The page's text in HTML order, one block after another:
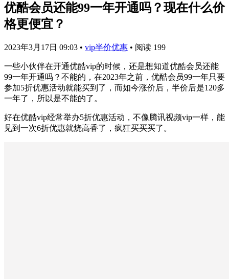
优酷会员还能99一年开通吗？现在什么价
格更便宜？
2023年3月17日 09:03 • vip半价优惠 • 阅读 199
一些小伙伴在开通优酷vip的时候，还是想知道优酷会员还能
99一年开通吗？不能的，在2023年之前，优酷会员99一年只要
参加5折优惠活动就能买到了，而如今涨价后，半价后是120多
一年了，所以是不能的了。
好在优酷vip经常举办5折优惠活动，不像腾讯视频vip一样，能
见到一次6折优惠就烧高香了，疯狂买买买了。